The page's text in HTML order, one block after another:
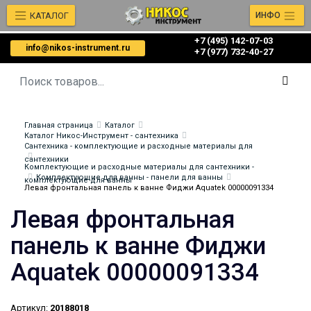
info@nikos-instrument.ru
+7 (495) 142-07-03
‎‎+7 (977) 732-40-27
КАТАЛОГ ИНФО
Главная страница
Каталог
Каталог Никос-Инструмент - сантехника
Сантехника - комплектующие и расходные материалы для
сантехники
Комплектующие и расходные материалы для сантехники -
комплектующие для ванны
Комплектующие для ванны - панели для ванны
Левая фронтальная панель к ванне Фиджи Aquatek 00000091334
Левая фронтальная
панель к ванне Фиджи
Aquatek 00000091334
Артикул: 20188018